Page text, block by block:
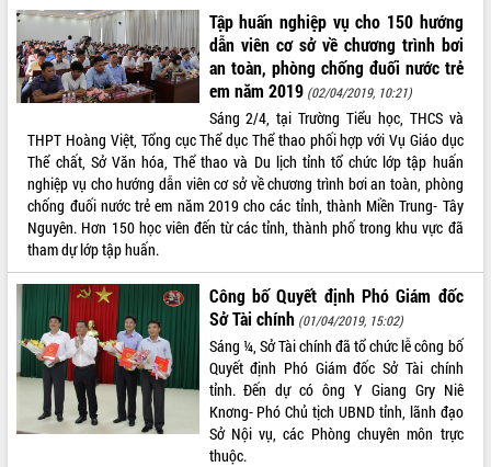
Tháo gỡ những vướng mắc, đẩy mạnh
công tác cải cách thủ tục hành chính
tại Trung tâm Phục vụ hành chính
công tỉnh
Đắk Lắk: Tôn vinh 46 giải pháp tại Hội
thi Sáng tạo Kỹ thuật 2024 - 2025
Đắk Lắk rà soát, điều chỉnh Đề án 190
về phát triển nuôi trồng thủy sản
Phó Chủ tịch UBND tỉnh Đắk Lắk
Trương Công Thái kiểm tra thực địa
Dự án cao tốc Khánh Hòa - Buôn Ma
Thuột
Định vị cà phê Việt Nam như một “di
sản sống” trong dòng chảy toàn cầu
Xây dựng nông thôn mới: Nâng cao đời
sống người dân từ những mô hình thiết
thực
Quyết liệt tháo gỡ vướng mắc, đẩy
nhanh tiến độ các dự án trọng điểm
Tập huấn nghiệp vụ cho 150 hướng
dẫn viên cơ sở về chương trình bơi
an toàn, phòng chống đuối nước trẻ
em năm 2019 (02/04/2019, 10:21)
Sáng 2/4, tại Trường Tiểu học, THCS và
THPT Hoàng Việt, Tổng cục Thể dục Thể thao phối hợp với Vụ Giáo dục
Thể chất, Sở Văn hóa, Thể thao và Du lịch tỉnh tổ chức lớp tập huấn
nghiệp vụ cho hướng dẫn viên cơ sở về chương trình bơi an toàn, phòng
chống đuối nước trẻ em năm 2019 cho các tỉnh, thành Miền Trung- Tây
Nguyên. Hơn 150 học viên đến từ các tỉnh, thành phố trong khu vực đã
tham dự lớp tập huấn.
Công bố Quyết định Phó Giám đốc
Sở Tài chính (01/04/2019, 15:02)
Sáng ¼, Sở Tài chính đã tổ chức lễ công bố
Quyết định Phó Giám đốc Sở Tài chính
tỉnh. Đến dự có ông Y Giang Gry Niê
Knơng- Phó Chủ tịch UBND tỉnh, lãnh đạo
Sở Nội vụ, các Phòng chuyên môn trực
thuộc.